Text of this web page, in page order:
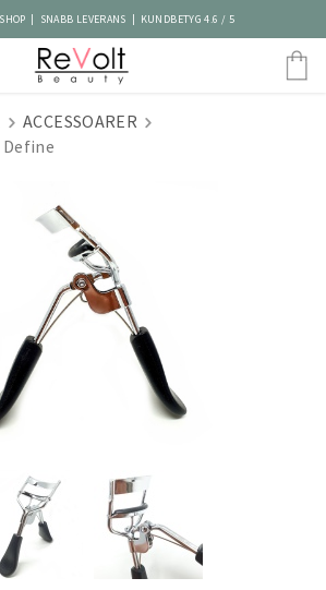
| SNABB LEVERANS | KUNDBETYG 4.6 / 5
ACCESSOARER